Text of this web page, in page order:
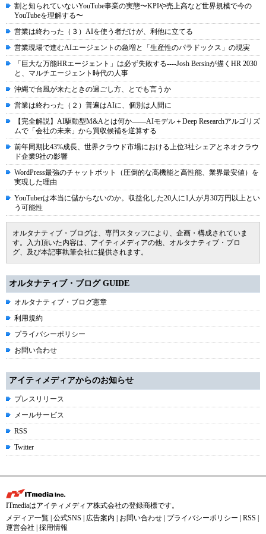
割と知られていないYouTube事業の実態〜KPIや売上高など世界規模で今の
YouTubeを理解する〜
営業は終わった（３）AIを使う者だけが、利他に立てる
営業現場で進むAIエージェントの急増と「生産性のパラドックス」の現実
「巨大な万能HRエージェント」は必ず失敗する----Josh Bersinが描くHR 2030
と、マルチエージェント時代の人事
沖縄で台風が来たときの過ごし方、とでも言うか
営業は終わった（２）普遍はAIに、個別は人間に
【完全解説】AI駆動型M&Aとは何か――AIモデル＋Deep Researchアルゴリズ
ムで「会社の未来」から買収候補を逆算する
前年同期比43%成長、世界クラウド市場における上位3社シェアとネオクラウ
ド企業9社の影響
WordPress最強のチャットボット（圧倒的な高機能と高性能、業界最安値）を
実現した理由
YouTuberは本当に儲からないのか。収益化した20人に1人が月30万円以上とい
う可能性
オルタナティブ・ブログは、専門スタッフにより、企画・構成されていま
す。入力頂いた内容は、アイティメディアの他、オルタナティブ・ブロ
グ、及び本記事執筆会社に提供されます。
オルタナティブ・ブログ GUIDE
オルタナティブ・ブログ憲章
利用規約
プライバシーポリシー
お問い合わせ
アイティメディアからのお知らせ
プレスリリース
メールサービス
RSS
Twitter
ITmediaはアイティメディア株式会社の登録商標です。
メディア一覧 公式SNS 広告案内 お問い合わせ プライバシーポリシー RSS
運営会社
採用情報